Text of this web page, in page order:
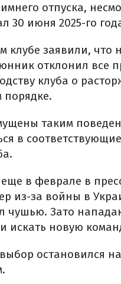
отпуска,
30 июня 2025-го
клубе заявили, что
отклонил все
клуба о
порядке.
таким
в
в феврале в
из-за войны в
чушью. Зато
искать новую
остановился